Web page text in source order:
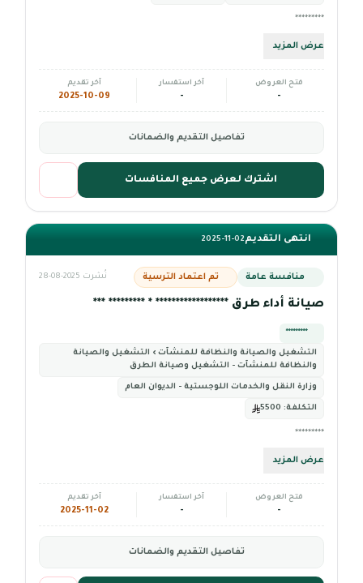
*********
عرض المزيد
فتح العروض
-
آخر استفسار
-
آخر تقديم
2025-10-09
تفاصيل التقديم والضمانات
اشترك لعرض جميع المنافسات
انتهى التقديم2025-11-02
منافسة عامة تم اعتماد الترسية نُشرت 2025-08-28
صيانة أداء طرق ****************** * ********* ***
*********
التشغيل والصيانة والنظافة للمنشآت › التشغيل والصيانة
والنظافة للمنشآت - التشغيل وصيانة الطرق
وزارة النقل والخدمات اللوجستية - الديوان العام
التكلفة:
*********
عرض المزيد
فتح العروض
-
آخر استفسار
-
آخر تقديم
2025-11-02
تفاصيل التقديم والضمانات